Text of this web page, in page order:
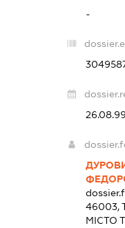
-
26.08.99
46003,
МІСТО